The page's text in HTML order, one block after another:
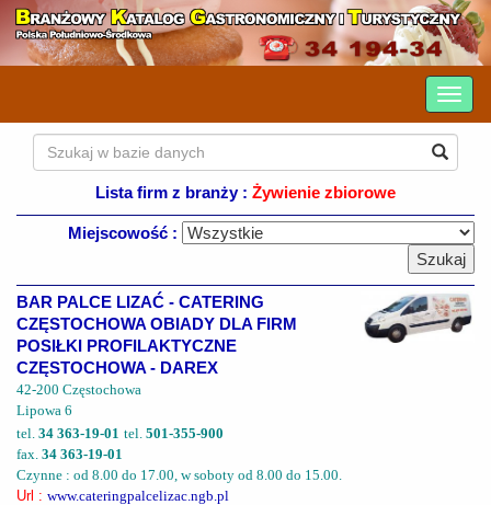
Lista firm z branży : Żywienie zbiorowe
Miejscowość :
BAR PALCE LIZAĆ - CATERING
CZĘSTOCHOWA OBIADY DLA FIRM
POSIŁKI PROFILAKTYCZNE
CZĘSTOCHOWA - DAREX
42-200 Częstochowa
Lipowa 6
tel. 34 363-19-01 tel. 501-355-900
fax. 34 363-19-01
Czynne : od 8.00 do 17.00, w soboty od 8.00 do 15.00.
Url : www.cateringpalcelizac.ngb.pl